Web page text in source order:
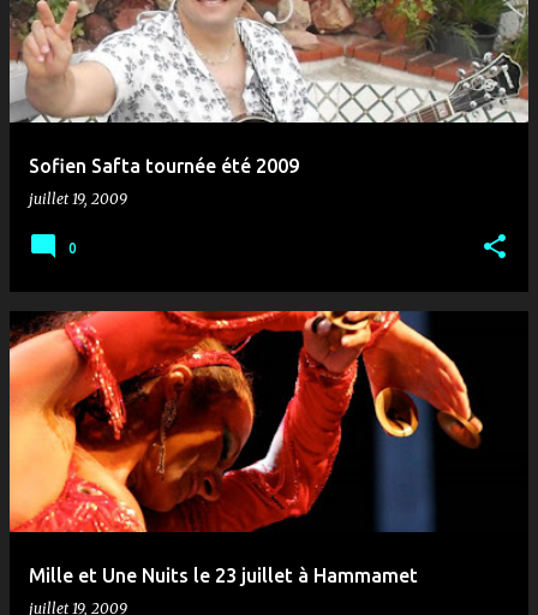
Sofien Safta tournée été 2009
juillet 19, 2009
0
Mille et Une Nuits le 23 juillet à Hammamet
juillet 19, 2009